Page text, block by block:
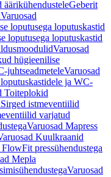
Geberit
Varuosad
loputusega loputuskastid
loputusega loputuskastid
Varuosad
hügieenilise
juhtseadmeteleVaruosad
ja WC-
Toiteplokid
Sirged istmeventiilid
varjatud
Varuosad Mapress
Kuulkraanid
pressühendustega
Mepla
Varuosad